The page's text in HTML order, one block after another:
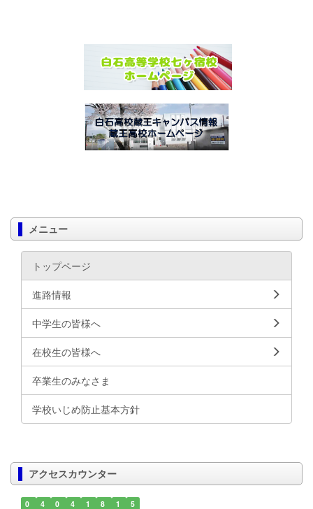
メニュー
トップページ
進路情報
中学生の皆様へ
在校生の皆様へ
卒業生のみなさま
学校いじめ防止基本方針
アクセスカウンター
0 4 0 4 1 8 1 5